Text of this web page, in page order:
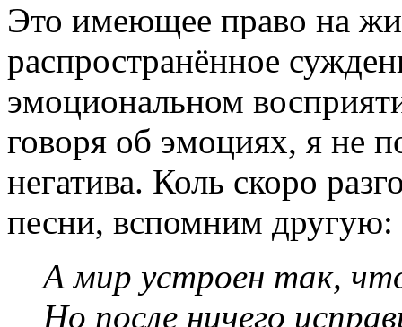
Это имеющее право на
распространённое
эмоциональном
говоря об эмоциях, я не
негатива. Коль скоро
песни, вспомним другую:
А мир устроен так,
Но после ничего